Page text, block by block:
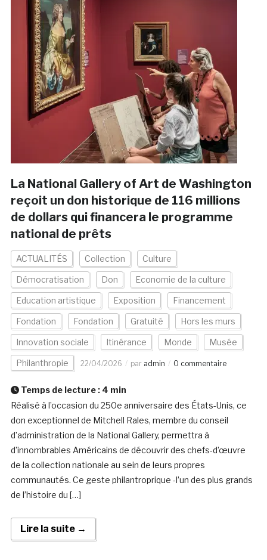
La National Gallery of Art de Washington
reçoit un don historique de 116 millions
de dollars qui financera le programme
national de prêts
ACTUALITÉS Collection Culture
Démocratisation Don Economie de la culture
Education artistique Exposition Financement
Fondation Fondation Gratuité Hors les murs
Innovation sociale Itinérance Monde Musée
Philanthropie 22/04/2026 par admin 0 commentaire
Temps de lecture : 4 min
Réalisé à l’occasion du 250e anniversaire des États-Unis, ce
don exceptionnel de Mitchell Rales, membre du conseil
d’administration de la National Gallery, permettra à
d’innombrables Américains de découvrir des chefs-d’œuvre
de la collection nationale au sein de leurs propres
communautés. Ce geste philantroprique -l’un des plus grands
de l’histoire du […]
Lire la suite →